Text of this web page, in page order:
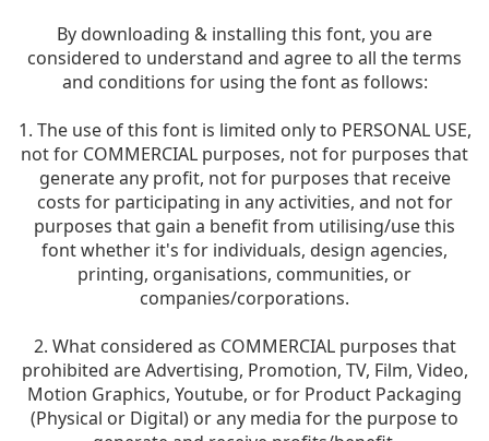
By downloading & installing this font, you are
considered to understand and agree to all the terms
and conditions for using the font as follows:
1. The use of this font is limited only to PERSONAL USE,
not for COMMERCIAL purposes, not for purposes that
generate any profit, not for purposes that receive
costs for participating in any activities, and not for
purposes that gain a benefit from utilising/use this
font whether it's for individuals, design agencies,
printing, organisations, communities, or
companies/corporations.
2. What considered as COMMERCIAL purposes that
prohibited are Advertising, Promotion, TV, Film, Video,
Motion Graphics, Youtube, or for Product Packaging
(Physical or Digital) or any media for the purpose to